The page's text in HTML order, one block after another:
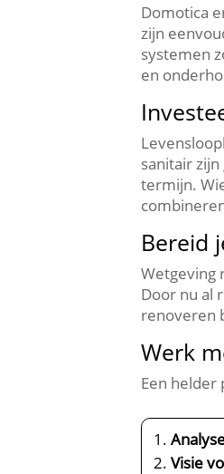
Domotica
zijn
systemen
en
sanitair
termijn.​
Bereid
Wetgeving
Door nu al
renoveren
Werk
Een
Visie